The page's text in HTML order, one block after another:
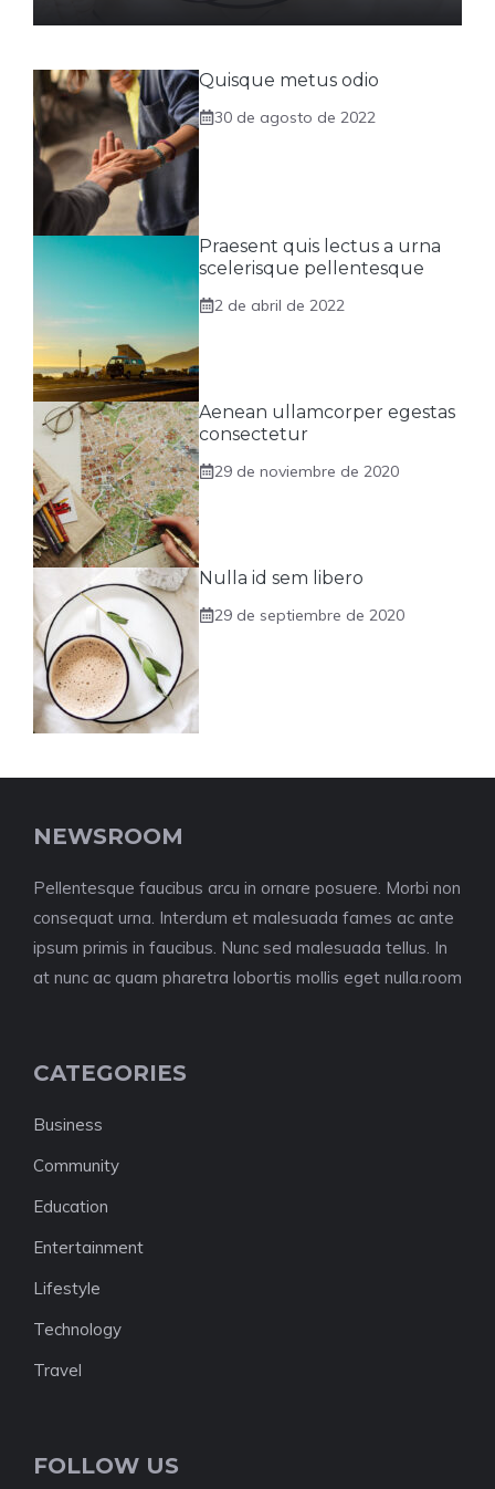
Quisque metus odio
30 de agosto de 2022
Praesent quis lectus a urna
scelerisque pellentesque
2 de abril de 2022
Aenean ullamcorper egestas
consectetur
29 de noviembre de 2020
Nulla id sem libero
29 de septiembre de 2020
NEWSROOM
Pellentesque faucibus arcu in ornare posuere. Morbi non
consequat urna. Interdum et malesuada fames ac ante
ipsum primis in faucibus. Nunc sed malesuada tellus. In
at nunc ac quam pharetra lobortis mollis eget nulla.room
CATEGORIES
Business
Community
Education
Entertainment
Lifestyle
Technology
Travel
FOLLOW US